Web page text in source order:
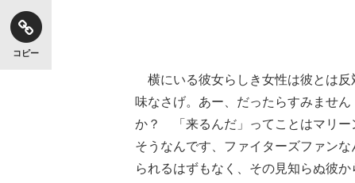
コピー
横にいる彼女らしき女性は彼とは反
味なさげ。あー、だったらすみませ
か？ 「来るんだ」ってことはマリー
そうなんです、ファイターズファン
られるはずもなく、その見知らぬ彼